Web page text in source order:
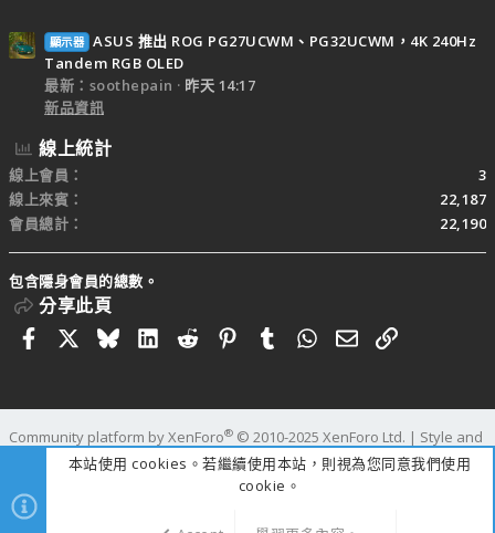
顯示器 ASUS 推出 ROG PG27UCWM、PG32UCWM，4K 240Hz
Tandem RGB OLED
最新：soothepain
昨天 14:17
新品資訊
線上統計
線上會員
3
線上來賓
22,187
會員總計
22,190
包含隱身會員的總數。
分享此頁
FacebookBlueskyLinkedIn
RedditPinterestTumblrWhatsApp
電子郵件
連結
Community platform by XenForo® © 2010-2025 XenForo Ltd. | Style and
add-ons by ThemeHouse
時間 1.1141s
本站使用 cookies。若繼續使用本站，則視為您同意我們使用
cookie。